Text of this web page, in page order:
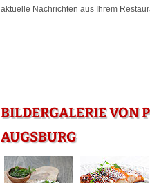
aktuelle Nachrichten aus Ihrem
BILDERGALERIE VON
AUGSBURG